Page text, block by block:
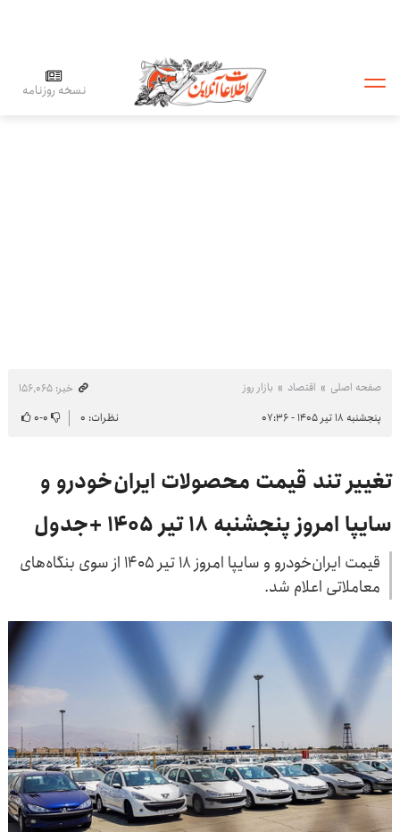
نسخه روزنامه
صفحه اصلی اقتصاد بازار روز
خبر: ۱۵۶٬۰۶۵
پنجشنبه ۱۸ تیر ۱۴۰۵ - ۰۷:۳۶
نظرات: ۰ ۰-۰
تغییر تند قیمت محصولات ایران‌خودرو و
سایپا امروز پنجشنبه ۱۸ تیر ۱۴۰۵ +جدول
قیمت ایران‌خودرو و سایپا امروز ۱۸ تیر ۱۴۰۵ از سوی بنگاه‌های
معاملاتی اعلام شد.